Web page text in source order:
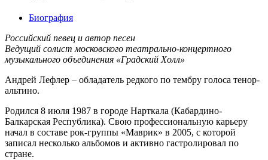
Биография
Российский певец и автор песен
Ведущий солист московского театрально-концертного
музыкального объединения «Градский Холл»
Андрей Лефлер – обладатель редкого по тембру голоса тенор-
альтино.
Родился 8 июля 1987 в городе Нарткала (Кабардино-
Балкарская Республика). Свою профессиональную карьеру
начал в составе рок-группы «Маврик» в 2005, с которой
записал несколько альбомов и активно гастролировал по
стране.